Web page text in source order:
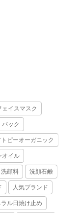
ェイスマスク
パック
トピーオーガニック
オイル
洗顔料 洗顔石鹸
人気ブランド
ラル日焼け止め